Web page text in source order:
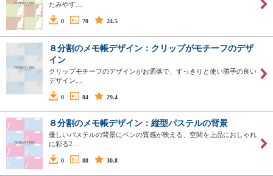
たみやす…
0 70 24.5
８分割のメモ帳デザイン：クリップがモチーフのデザ
イン
クリップモチーフのデザインがお洒落で、すっきりと使い勝手の良い
デザイン…
0 84 29.4
８分割のメモ帳デザイン：縦型パステルの背景
優しいパステルの背景にペンの質感が映える、空間を上品におしゃれ
に彩る2…
0 88 30.8